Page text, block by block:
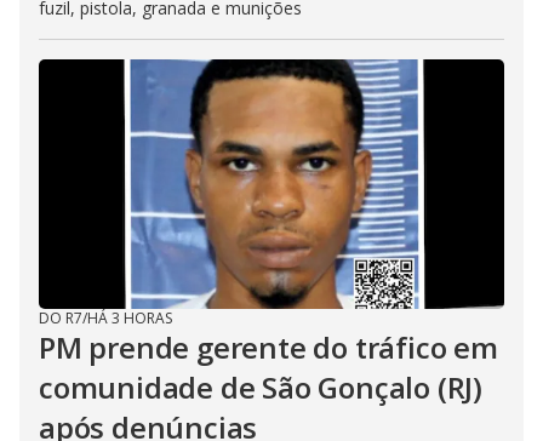
fuzil, pistola, granada e munições
DO R7/HÁ 3 HORAS
PM prende gerente do tráfico em
comunidade de São Gonçalo (RJ)
após denúncias